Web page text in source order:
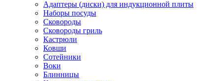
Адаптеры (диски) для индукционной плиты
Наборы посуды
Сковороды
Сковороды гриль
Кастрюли
Ковши
Сотейники
Воки
Блинницы